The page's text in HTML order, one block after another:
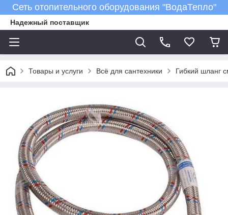
Сеть отопительного оборудования "ВодаТепло"
Надежный поставщик
Товары и услуги Всё для сантехники Гибкий шланг